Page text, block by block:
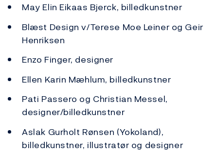
May Elin Eikaas Bjerck, billedkunstner
Blæst Design v/Terese Moe Leiner og Geir
Henriksen
Enzo Finger, designer
Ellen Karin Mæhlum, billedkunstner
Pati Passero og Christian Messel,
designer/billedkunstner
Aslak Gurholt Rønsen (Yokoland),
billedkunstner, illustratør og designer